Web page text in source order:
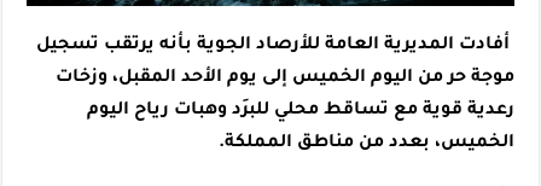
أفادت المديرية العامة للأرصاد الجوية بأنه يرتقب تسجيل
موجة حر من اليوم الخميس إلى يوم الأحد المقبل، وزخات
رعدية قوية مع تساقط محلي للبرَد وهبات رياح اليوم
الخميس، بعدد من مناطق المملكة.